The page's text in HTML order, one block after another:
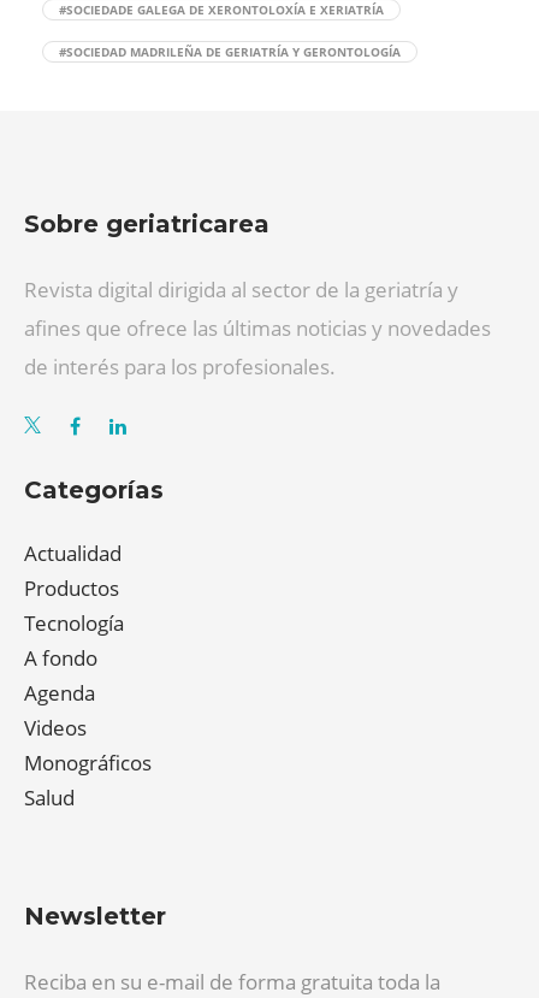
#SOCIEDADE GALEGA DE XERONTOLOXÍA E XERIATRÍA
#SOCIEDAD MADRILEÑA DE GERIATRÍA Y GERONTOLOGÍA
Sobre geriatricarea
Revista digital dirigida al sector de la geriatría y
afines que ofrece las últimas noticias y novedades
de interés para los profesionales.
Categorías
Actualidad
Productos
Tecnología
A fondo
Agenda
Videos
Monográficos
Salud
Newsletter
Reciba en su e-mail de forma gratuita toda la